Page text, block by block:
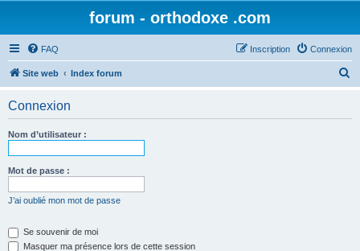
forum - orthodoxe .com
FAQ Connexion
Inscription
Site web Index forum
Connexion
Nom d’utilisateur :
Mot de passe :
J’ai oublié mon mot de passe
Se souvenir de moi
Masquer ma présence lors de cette session